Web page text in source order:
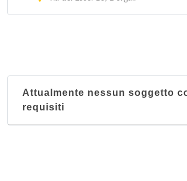
Attualmente nessun soggetto
requisiti